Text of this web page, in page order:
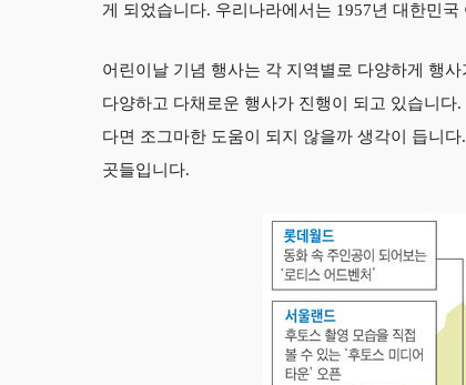
게 되었습니다. 우리나라에서는 1957년 대한민
어린이날 기념 행사는 각 지역별로 다양하게 행
다양하고 다채로운 행사가 진행이 되고 있습니
다면 조그마한 도움이 되지 않을까 생각이 듭니
곳들입니다.